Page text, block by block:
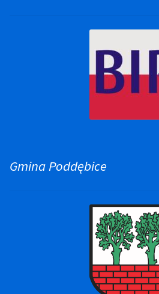
Gmina Poddębice